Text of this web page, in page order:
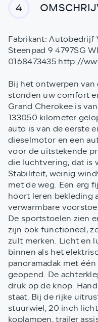
4
Fabrikant: Autobedrijf
Steenpad 9 4797SG
0168473435 http://
Bij het ontwerpen van
stonden uw comfort
Grand Cherokee is
133050 kilometer
auto is van de eerste
dieselmotor en een
voor de uitstekende
die luchtvering, dat is
Stabiliteit, weinig
met de weg. Een erg
hoort leren bekleding
verwarmbare
De sportstoelen zien
zijn ook functioneel,
zult merken. Licht en
binnen als het
panoramadak met
geopend. De
druk op de knop.
staat. Bij de rijke
stuurwiel, 20 inch
koplampen, trailer